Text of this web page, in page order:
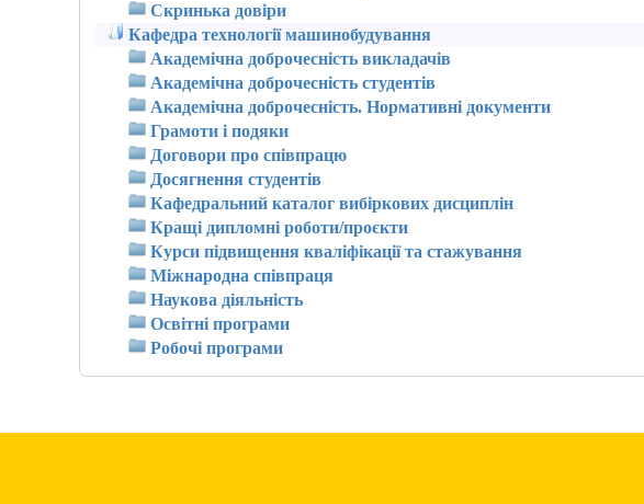
Скринька довіри
Кафедра технології машинобудування
Академічна доброчесність викладачів
Академічна доброчесність студентів
Академічна доброчесність. Нормативні документи
Грамоти і подяки
Договори про співпрацю
Досягнення студентів
Кафедральний каталог вибіркових дисциплін
Кращі дипломні роботи/проєкти
Курси підвищення кваліфікації та стажування
Міжнародна співпраця
Наукова діяльність
Освітні програми
Робочі програми